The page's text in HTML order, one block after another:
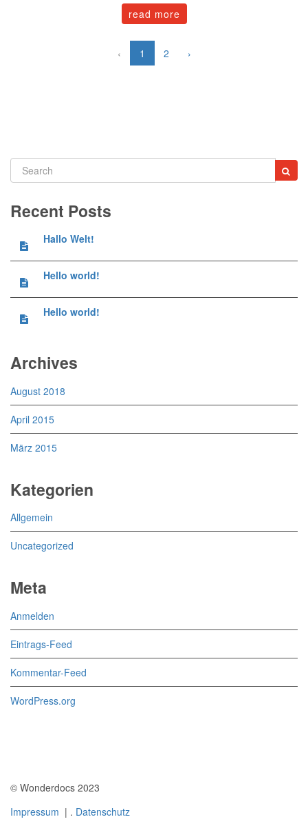
read more
‹ 1 2 ›
Recent Posts
Hallo Welt!
Hello world!
Hello world!
Archives
August 2018
April 2015
März 2015
Kategorien
Allgemein
Uncategorized
Meta
Anmelden
Eintrags-Feed
Kommentar-Feed
WordPress.org
© Wonderdocs 2023
Impressum | . Datenschutz